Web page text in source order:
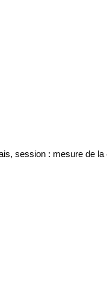
session : mesure de